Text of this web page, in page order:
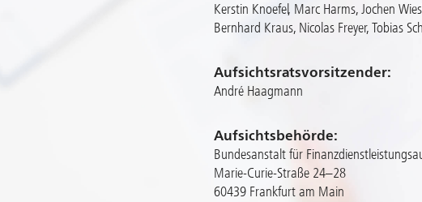
Kerstin Knoefel, Marc Harms, Jochen
Bernhard Kraus, Nicolas Freyer, Tobias
Aufsichtsratsvorsitzender:
André Haagmann
Aufsichtsbehörde:
Bundesanstalt für
Marie-Curie-Straße 24–28
60439 Frankfurt am Main